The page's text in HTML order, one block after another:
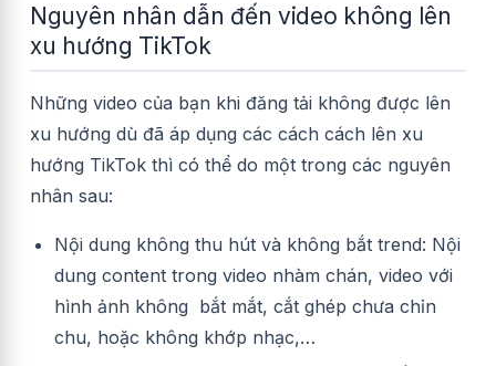
Nguyên nhân dẫn đến video không lên
xu hướng TikTok
Những video của bạn khi đăng tải không được lên
xu hướng dù đã áp dụng các cách cách lên xu
hướng TikTok thì có thể do một trong các nguyên
nhân sau:
Nội dung không thu hút và không bắt trend: Nội
dung content trong video nhàm chán, video với
hình ảnh không bắt mắt, cắt ghép chưa chỉn
chu, hoặc không khớp nhạc,…